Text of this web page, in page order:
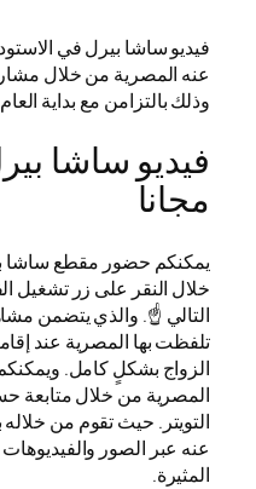
فيديو ساشا بيرل في
عنه المصرية من خلال
وذلك بالتزامن مع بداية العام
فيديو ساشا
مجانا
يمكنكم حضور مقطع ساشا
خلال النقر على زر تشغيل
التالي ☝️. والذي يتضمن
تلفظت بها المصرية عند
الزواج بشكلٍ كامل.
المصرية من خلال متابعة
التويتر. حيث تقوم من
عنه عبر الصور
المثيرة.